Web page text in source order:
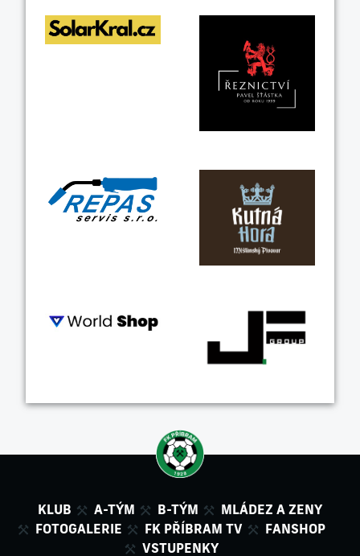
KLUB A-TÝM B-TÝM
MLÁDEZ A ZENY
FOTOGALERIE
FK PŘÍBRAM TV
FANSHOP
VSTUPENKY